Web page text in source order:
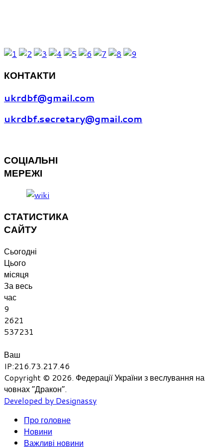
КОНТАКТИ
ukrdbf@gmail.com
ukrdbf.secretary@gmail.com
СОЦІАЛЬНІ
МЕРЕЖІ
СТАТИСТИКА
САЙТУ
Сьогодні
Цього
місяця
За весь
час
9
2621
537231
Ваш
IP:216.73.217.46
Copyright © 2026. Федерації України з веслування на
човнах “Дракон”.
Developed by Designassy
Про головне
Новини
Важливі новини